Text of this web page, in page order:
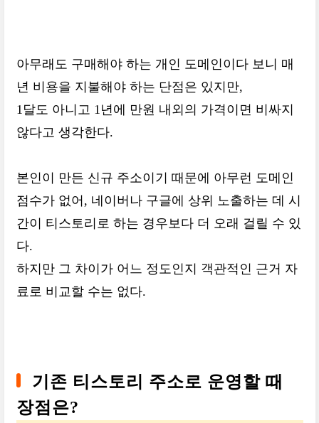
아무래도 구매해야 하는 개인 도메인이다 보니 매
년 비용을 지불해야 하는 단점은 있지만,
1달도 아니고 1년에 만원 내외의 가격이면 비싸지
않다고 생각한다.
본인이 만든 신규 주소이기 때문에 아무런 도메인
점수가 없어, 네이버나 구글에 상위 노출하는 데 시
간이 티스토리로 하는 경우보다 더 오래 걸릴 수 있
다.
하지만 그 차이가 어느 정도인지 객관적인 근거 자
료로 비교할 수는 없다.
기존 티스토리 주소로 운영할 때
장점은?